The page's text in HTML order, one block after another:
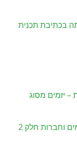
בכתיבת תכנית
יזמים מסוג
וחברות חלק 2